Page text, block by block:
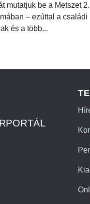
mutatjuk be a Metszet 2.
– ezúttal a családi
és a több...